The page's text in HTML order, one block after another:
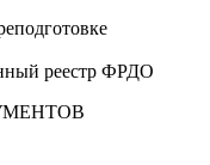
реестр ФРДО